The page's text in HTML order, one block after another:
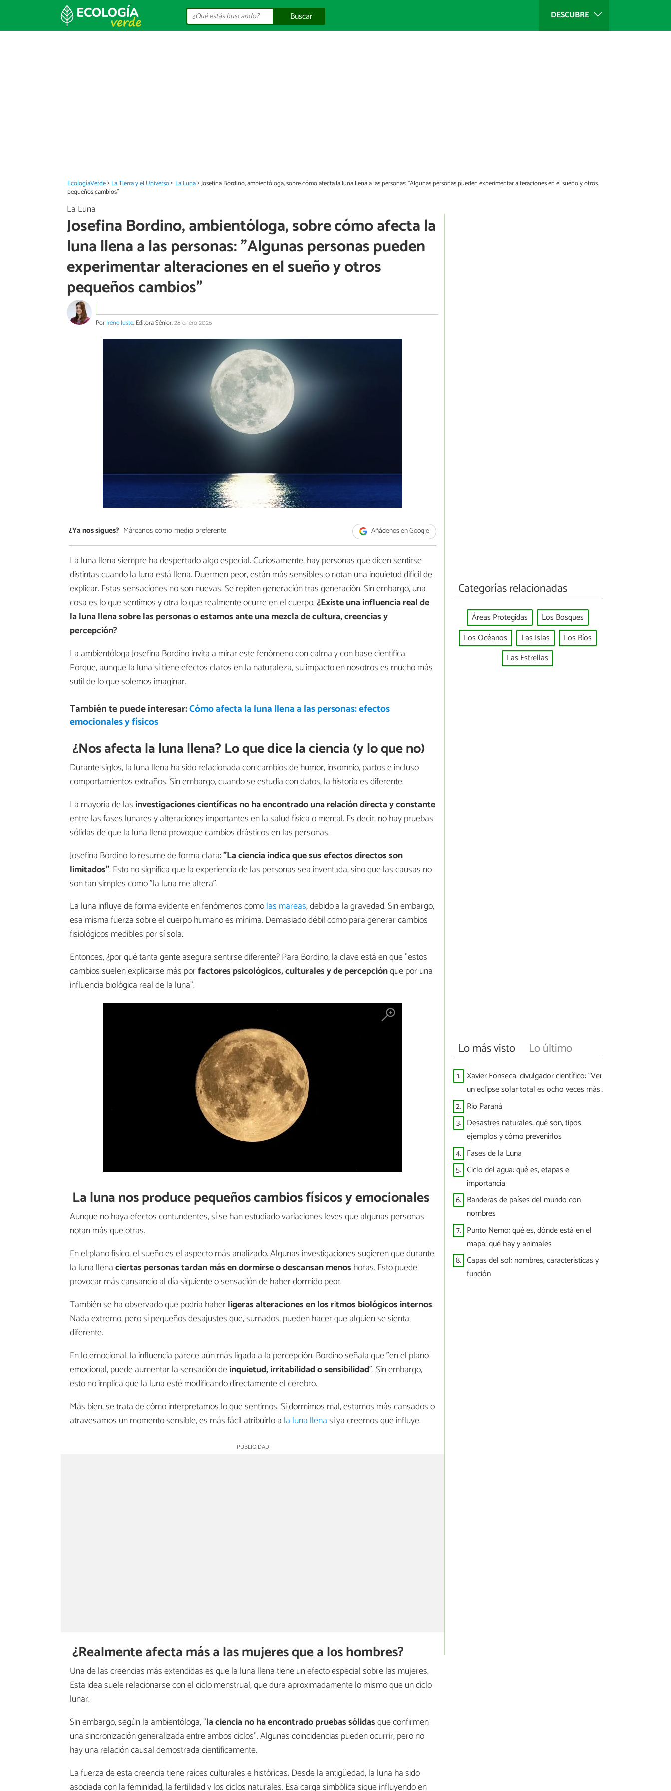
DESCUBRE
Buscar
EcologíaVerde La Tierra y el Universo La Luna Josefina Bordino, ambientóloga, sobre cómo afecta la luna llena a las personas: "Algunas personas pueden experimentar alteraciones en el sueño y otros
pequeños cambios"
La Luna
Josefina Bordino, ambientóloga, sobre cómo afecta la
luna llena a las personas: "Algunas personas pueden
experimentar alteraciones en el sueño y otros
pequeños cambios"
PorIrene Juste, Editora Sénior.28 enero 2026
¿Ya nos sigues? Márcanos como medio preferente Añádenos en Google
La luna llena siempre ha despertado algo especial. Curiosamente, hay personas que dicen sentirse
distintas cuando la luna está llena. Duermen peor, están más sensibles o notan una inquietud difícil de
explicar. Estas sensaciones no son nuevas. Se repiten generación tras generación. Sin embargo, una
cosa es lo que sentimos y otra lo que realmente ocurre en el cuerpo.¿Existe una influencia real de
la luna llena sobre las personas o estamos ante una mezcla de cultura, creencias y
percepción?
La ambientóloga Josefina Bordino invita a mirar este fenómeno con calma y con base científica.
Porque, aunque la luna sí tiene efectos claros en la naturaleza, su impacto en nosotros es mucho más
sutil de lo que solemos imaginar.
También te puede interesar:Cómo afecta la luna llena a las personas: efectos
emocionales y físicos
¿Nos afecta la luna llena? Lo que dice la ciencia (y lo que no)
Durante siglos, la luna llena ha sido relacionada con cambios de humor, insomnio, partos e incluso
comportamientos extraños. Sin embargo, cuando se estudia con datos, la historia es diferente.
La mayoría de las investigaciones científicas no ha encontrado una relación directa y constante
entre las fases lunares y alteraciones importantes en la salud física o mental. Es decir, no hay pruebas
sólidas de que la luna llena provoque cambios drásticos en las personas.
Josefina Bordino lo resume de forma clara:"La ciencia indica que sus efectos directos son
limitados". Esto no significa que la experiencia de las personas sea inventada, sino que las causas no
son tan simples como "la luna me altera".
La luna influye de forma evidente en fenómenos comolas mareas, debido a la gravedad. Sin embargo,
esa misma fuerza sobre el cuerpo humano es mínima. Demasiado débil como para generar cambios
fisiológicos medibles por sí sola.
Entonces, ¿por qué tanta gente asegura sentirse diferente? Para Bordino, la clave está en que "estos
cambios suelen explicarse más porfactores psicológicos, culturales y de percepciónque por una
influencia biológica real de la luna".
La luna nos produce pequeños cambios físicos y emocionales
Aunque no haya efectos contundentes, sí se han estudiado variaciones leves que algunas personas
notan más que otras.
En el plano físico, el sueño es el aspecto más analizado. Algunas investigaciones sugieren que durante
la luna llenaciertas personas tardan más en dormirse o descansan menos horas. Esto puede
provocar más cansancio al día siguiente o sensación de haber dormido peor.
También se ha observado que podría haberligeras alteraciones en los ritmos biológicos internos.
Nada extremo, pero sí pequeños desajustes que, sumados, pueden hacer que alguien se sienta
diferente.
En lo emocional, la influencia parece aún más ligada a la percepción. Bordino señala que "en el plano
emocional, puede aumentar la sensación deinquietud, irritabilidad o sensibilidad". Sin embargo,
esto no implica que la luna esté modificando directamente el cerebro.
Más bien, se trata de cómo interpretamos lo que sentimos. Si dormimos mal, estamos más cansados o
atravesamos un momento sensible, es más fácil atribuirlo a la luna llenasi ya creemos que influye.
¿Realmente afecta más a las mujeres que a los hombres?
Una de las creencias más extendidas es que la luna llena tiene un efecto especial sobre las mujeres.
Esta idea suele relacionarse con el ciclo menstrual, que dura aproximadamente lo mismo que un ciclo
lunar.
Sin embargo, según la ambientóloga, "la ciencia no ha encontrado pruebas sólidasque confirmen
una sincronización generalizada entre ambos ciclos". Algunas coincidencias pueden ocurrir, pero no
hay una relación causal demostrada científicamente.
La fuerza de esta creencia tiene raíces culturales e históricas. Desde la antigüedad, la luna ha sido
asociada con la feminidad, la fertilidad y los ciclos naturales. Esa carga simbólica sigue influyendo en
Categorías relacionadas
Áreas Protegidas
Los Bosques
Los Océanos
Las Islas
Los Ríos
Las Estrellas
Lo más visto Lo último
1. Xavier Fonseca, divulgador científico: “Ver
un eclipse solar total es ocho veces más
difícil que ver a España ganar un Mundial”
2. Río Paraná
3. Desastres naturales: qué son, tipos,
ejemplos y cómo prevenirlos
4. Fases de la Luna
5. Ciclo del agua: qué es, etapas e
importancia
6. Banderas de países del mundo con
nombres
7. Punto Nemo: qué es, dónde está en el
mapa, qué hay y animales
8. Capas del sol: nombres, características y
función